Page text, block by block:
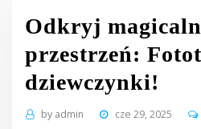
Odkryj
przestrzeń:
dziewczynki!
by admin cze 29, 2025